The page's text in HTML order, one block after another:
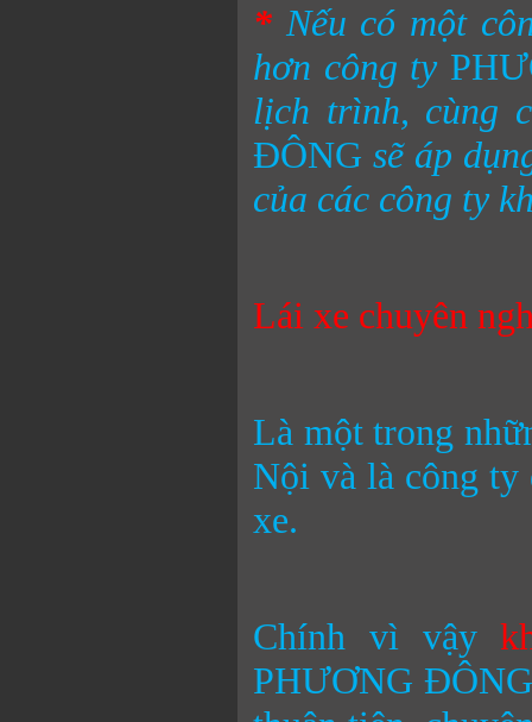
* Nếu có một
hơn công ty
lịch trình, cùng
ĐÔNGsẽ áp
của các công ty
Lái xe chuyên
Là một trong
Nội và là công ty
xe.
Chính vì vậy
PHƯƠNG